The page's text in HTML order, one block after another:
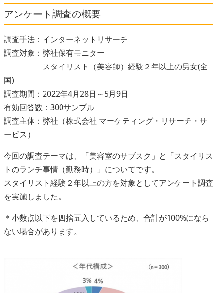
アンケート調査の概要
調査手法：インターネットリサーチ
調査対象：弊社保有モニター
スタイリスト（美容師）経験２年以上の男女(全
国)
調査期間：2022年4月28日～5月9日
有効回答数：300サンプル
調査主体：弊社（株式会社 マーケティング・リサーチ・サ
ービス）
今回の調査テーマは、「美容室のサブスク」と「スタイリス
トのランチ事情（勤務時）」についてです。
スタイリスト経験２年以上の方を対象としてアンケート調査
を実施しました。
＊小数点以下を四捨五入しているため、合計が100%になら
ない場合があります。